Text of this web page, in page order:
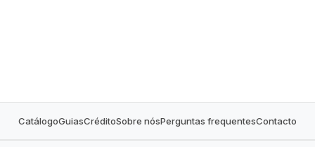
CatálogoGuiasCréditoSobre nósPerguntas frequentesContacto